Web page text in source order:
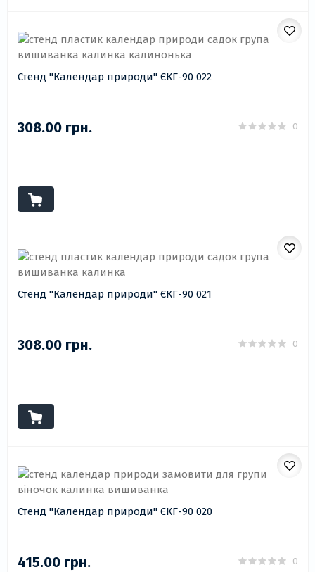
Стенд "Календар природи" ЄКГ-90 022
308.00 грн. 0
Стенд "Календар природи" ЄКГ-90 021
308.00 грн. 0
Стенд "Календар природи" ЄКГ-90 020
415.00 грн. 0